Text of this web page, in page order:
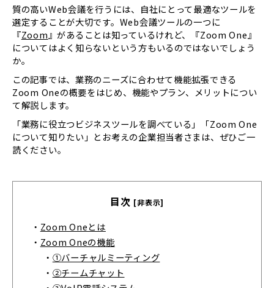
質の高いWeb会議を行うには、自社にとって最適なツールを
選定することが大切です。Web会議ツールの一つに
『Zoom』があることは知っているけれど、『Zoom One』
についてはよく知らないという方もいるのではないでしょう
か。
この記事では、業務のニーズに合わせて機能拡張できる
Zoom Oneの概要をはじめ、機能やプラン、メリットについ
て解説します。
「業務に役立つビジネスツールを調べている」「Zoom One
について知りたい」とお考えの企業担当者さまは、ぜひご一
読ください。
目次 [非表示]
・ Zoom Oneとは
・ Zoom Oneの機能
・ ①バーチャルミーティング
・ ②チームチャット